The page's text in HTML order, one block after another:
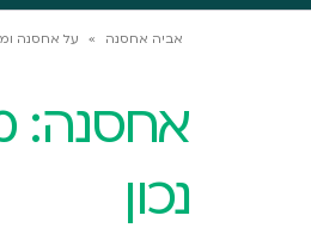
אביה אחסנה » על אחסנה
אחסנה:
נכון